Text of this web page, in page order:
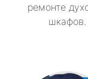
ремонте
шкафов.